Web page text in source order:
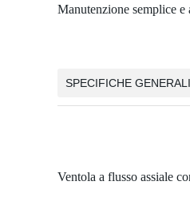
Manutenzione semplice e
SPECIFICHE GENERALI
Ventola a flusso assiale